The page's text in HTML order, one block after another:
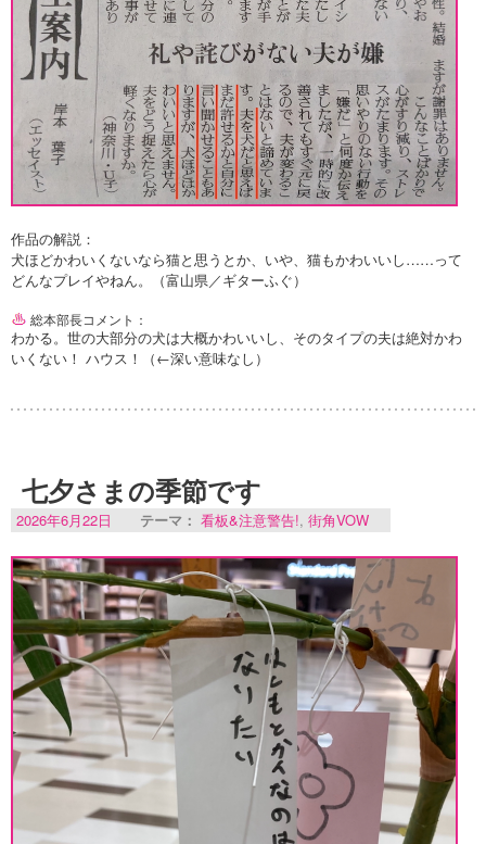
作品の解説：
犬ほどかわいくないなら猫と思うとか、いや、猫もかわいいし……って
どんなプレイやねん。（富山県／ギターふぐ）
総本部長コメント：
わかる。世の大部分の犬は大概かわいいし、そのタイプの夫は絶対かわ
いくない！ ハウス！（←深い意味なし）
七夕さまの季節です
2026年6月22日 テーマ： 看板&注意警告!, 街角VOW